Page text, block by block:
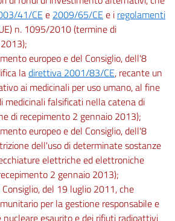
41/CE e 2009/65/CE e i regolamenti
n. 1095/2010 (termine di
europeo e del Consiglio, dell'8
ladirettiva 2001/83/CE, recante un
ai medicinali per uso umano, al fine
medicinali falsificati nella catena di
di recepimento 2 gennaio 2013);
europeo e del Consiglio, dell'8
dell'uso di determinate sostanze
elettriche ed elettroniche
2 gennaio 2013);
del 19 luglio 2011, che
per la gestione responsabile e
nucleare esaurito e dei rifiuti radioattivi